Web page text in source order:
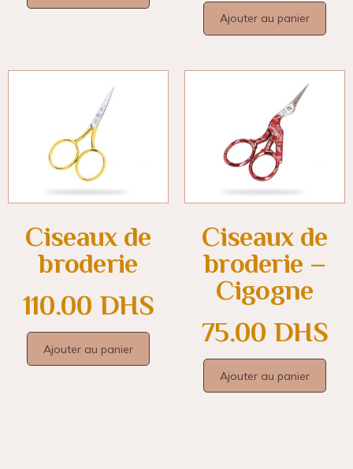
Ajouter au panier
Ciseaux de
broderie
110.00 DHS
Ajouter au panier
Ciseaux de
broderie –
Cigogne
75.00 DHS
Ajouter au panier